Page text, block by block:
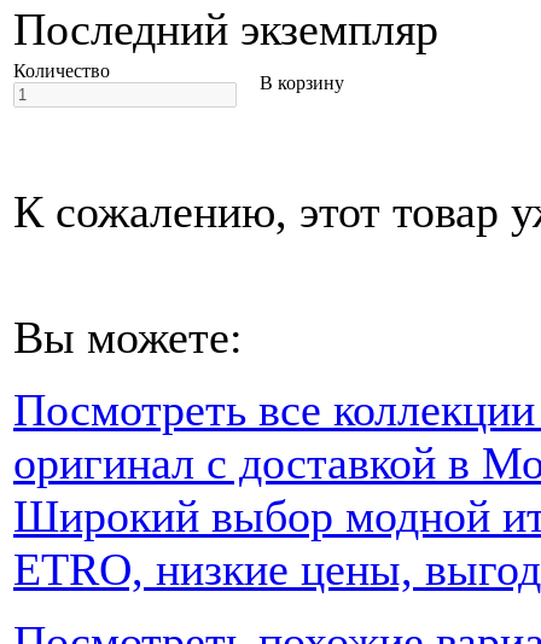
Последний экземпляр
Количество
В корзину
К сожалению, этот товар
Вы можете:
Посмотреть все
оригинал с доставкой в
Широкий выбор модной
ETRO, низкие цены,